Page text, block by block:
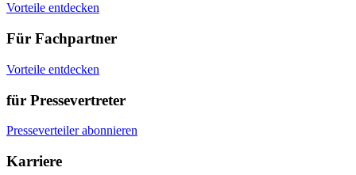
Vorteile entdecken
Für Fachpartner
Vorteile entdecken
für Pressevertreter
Presseverteiler abonnieren
Karriere